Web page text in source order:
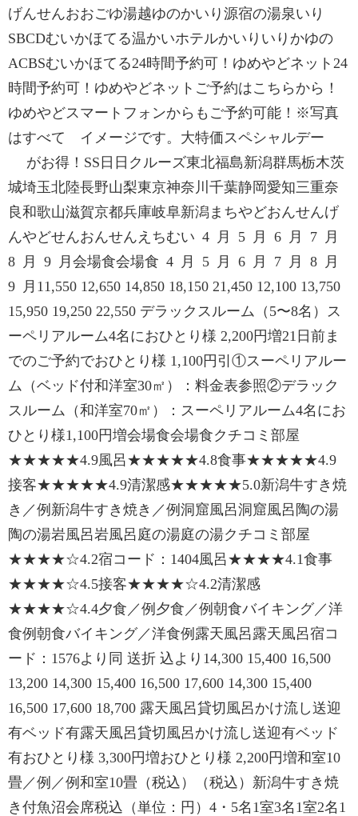
げんせんおおごゆ湯越ゆのかいり源宿の湯泉いり
SBCDむいかほてる温かいホテルかいりいりかゆの
ACBSむいかほてる24時間予約可！ゆめやどネット24
時間予約可！ゆめやどネットご予約はこちらから！
ゆめやどスマートフォンからもご予約可能！※写真
はすべて イメージです。大特価スペシャルデー
がお得！SS日日クルーズ東北福島新潟群馬栃木茨
城埼玉北陸長野山梨東京神奈川千葉静岡愛知三重奈
良和歌山滋賀京都兵庫岐阜新潟まちやどおんせんげ
んやどせんおんせんえちむい 4 月 5 月 6 月 7 月
8 月 9 月会場食会場食 4 月 5 月 6 月 7 月 8 月
9 月11,550 12,650 14,850 18,150 21,450 12,100 13,750
15,950 19,250 22,550 デラックスルーム（5〜8名）ス
ーペリアルーム4名におひとり様 2,200円増21日前ま
でのご予約でおひとり様 1,100円引①スーペリアルー
ム（ベッド付和洋室30㎡）：料金表参照②デラック
スルーム（和洋室70㎡）：スーペリアルーム4名にお
ひとり様1,100円増会場食会場食クチコミ部屋
★★★★★4.9風呂★★★★★4.8食事★★★★★4.9
接客★★★★★4.9清潔感★★★★★5.0新潟牛すき焼
き／例新潟牛すき焼き／例洞窟風呂洞窟風呂陶の湯
陶の湯岩風呂岩風呂庭の湯庭の湯クチコミ部屋
★★★★☆4.2宿コード：1404風呂★★★★4.1食事
★★★★☆4.5接客★★★★☆4.2清潔感
★★★★☆4.4夕食／例夕食／例朝食バイキング／洋
食例朝食バイキング／洋食例露天風呂露天風呂宿コ
ード：1576より同 送折 込より14,300 15,400 16,500
13,200 14,300 15,400 16,500 17,600 14,300 15,400
16,500 17,600 18,700 露天風呂貸切風呂かけ流し送迎
有ベッド有露天風呂貸切風呂かけ流し送迎有ベッド
有おひとり様 3,300円増おひとり様 2,200円増和室10
畳／例／例和室10畳（税込）（税込）新潟牛すき焼
き付魚沼会席税込（単位：円）4・5名1室3名1室2名1